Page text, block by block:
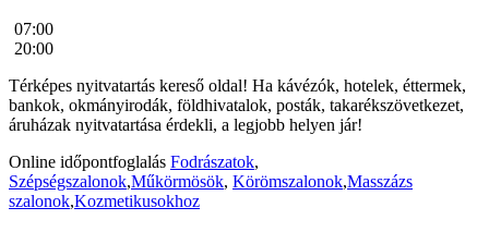
07:00
20:00
Térképes nyitvatartás kereső oldal! Ha kávézók, hotelek, éttermek,
bankok, okmányirodák, földhivatalok, posták, takarékszövetkezet,
áruházak nyitvatartása érdekli, a legjobb helyen jár!
Online időpontfoglalás Fodrászatok,
Szépségszalonok,Műkörmösök, Körömszalonok,Masszázs
szalonok,Kozmetikusokhoz